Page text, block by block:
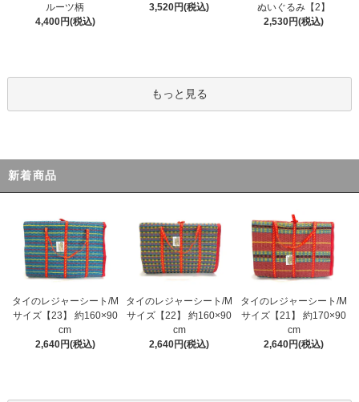
ルーツ柄
4,400円(税込)
3,520円(税込)
ぬいぐるみ【2】
2,530円(税込)
もっと見る
新着商品
タイのレジャーシート/M
サイズ【23】 約160×90
cm
2,640円(税込)
タイのレジャーシート/M
サイズ【22】 約160×90
cm
2,640円(税込)
タイのレジャーシート/M
サイズ【21】 約170×90
cm
2,640円(税込)